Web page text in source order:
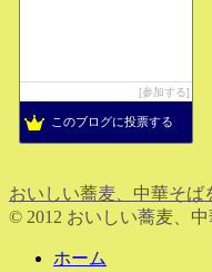
参加する
このブログに投票する
おいしい蕎麦、中華そば
© 2012 おいしい蕎麦、
ホーム